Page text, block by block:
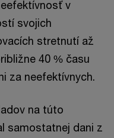
v
svojich
stretnutí až
40 % času
za neefektívnych.
na túto
samostatnej dani z